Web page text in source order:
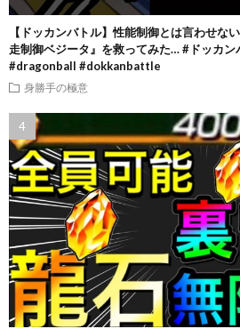
【ドッカンバトル】性能制御とは言わせな
走制御ベジータ』を救ってみた… #ドッカ
#dragonball #dokkanbattle
身勝手の極意